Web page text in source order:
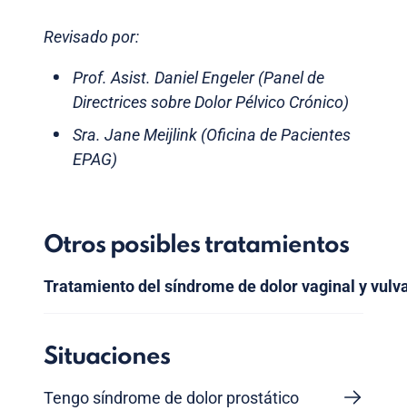
Revisado por:
Prof. Asist. Daniel Engeler (Panel de
Directrices sobre Dolor Pélvico Crónico)
Sra. Jane Meijlink (Oficina de Pacientes
EPAG)
Otros posibles tratamientos
Tratamiento del síndrome de dolor vaginal y
Situaciones
Tengo síndrome de dolor prostático